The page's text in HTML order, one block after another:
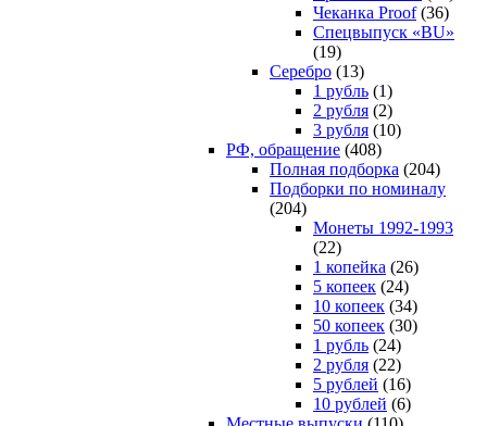
Чеканка Proof(36)
Спецвыпуск «BU»
(19)
Серебро (13)
1 рубль (1)
2 рубля (2)
3 рубля (10)
РФ, обращение (408)
Полная подборка (204)
Подборки по номиналу
(204)
Монеты 1992-1993
(22)
1 копейка (26)
5 копеек (24)
10 копеек (34)
50 копеек (30)
1 рубль (24)
2 рубля (22)
5 рублей (16)
10 рублей (6)